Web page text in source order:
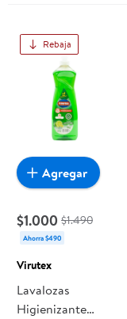
Rebaja
$1.000 $1.490
Ahorra $490
Virutex
Lavalozas
Higienizante
Agregar